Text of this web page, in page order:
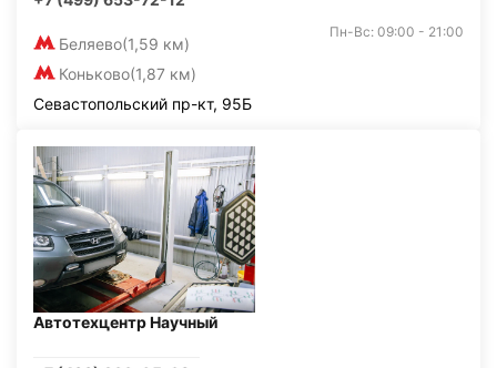
Беляево(1,59 км)
Коньково(1,87 км)
Пн-Вс: 09:00 - 21:00
Севастопольский пр-кт, 95Б
Автотехцентр Научный